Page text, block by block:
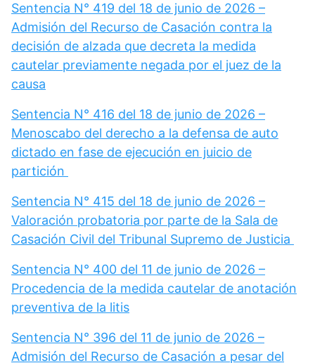
Sentencia N° 419 del 18 de junio de 2026 –
Admisión del Recurso de Casación contra la
decisión de alzada que decreta la medida
cautelar previamente negada por el juez de la
causa
Sentencia N° 416 del 18 de junio de 2026 –
Menoscabo del derecho a la defensa de auto
dictado en fase de ejecución en juicio de
partición
Sentencia N° 415 del 18 de junio de 2026 –
Valoración probatoria por parte de la Sala de
Casación Civil del Tribunal Supremo de Justicia
Sentencia N° 400 del 11 de junio de 2026 –
Procedencia de la medida cautelar de anotación
preventiva de la litis
Sentencia N° 396 del 11 de junio de 2026 –
Admisión del Recurso de Casación a pesar del